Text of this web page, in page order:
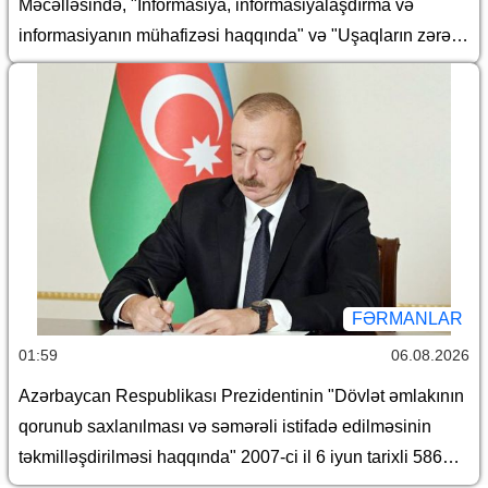
nömrəli sərəncamlarında dəyişiklik edilməsi barədə
Məcəlləsində, "İnformasiya, informasiyalaşdırma və
informasiyanın mühafizəsi haqqında" və "Uşaqların zərərli
informasiyadan qorunması haqqında" Azərbaycan
Respublikasının qanunlarında dəyişiklik edilməsi barədə"
Azərbaycan Respublikasının 2026-cı il 30 iyun tarixli 431-
VIIQD nömrəli Qanununun tətbiqi və bununla əlaqədar
Azərbaycan Respublikası Prezidentinin bəzi
fərmanlarında dəyişiklik edilməsi haqqında
FƏRMANLAR
01:59 06.08.2026
Azərbaycan Respublikası Prezidentinin "Dövlət əmlakının
qorunub saxlanılması və səmərəli istifadə edilməsinin
təkmilləşdirilməsi haqqında" 2007-ci il 6 iyun tarixli 586